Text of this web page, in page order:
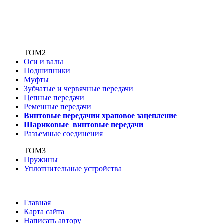
ТОМ2
Оси и валы
Подшипники
Муфты
Зубчатые и червячные передачи
Цепные передачи
Ременные передачи
Винтовые передачии храповое зацепление
Шариковые винтовые передачи
Разъемные соединения
ТОМ3
Пружины
Уплотнительные устройства
Главная
Карта сайта
Написать автору